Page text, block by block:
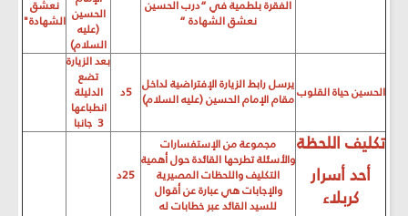
الفقرة بلطمية في “درب الحسين
نعشق الشهادة “
الحسين
(عليه
السلام)
نعشق
الشهادة"
الحسين حياة القلوبيرسل رابط الزيارة الإفتراضية لداخل
مقام الإمام الحسين (عليه السلام) 5د
بعد الزيارة
تضع
الدليلة
انطباعها
3 جانبا
تكليف اللحظة
أحد أسرار
كربلاء
مجموعة من الإستفسارات
والأسئلة تطرحها القائدة حول أهمية
التكليف واللحظات المصيرية
والإجابات هي عبارة عن أقوال
للسيد القائد عبر خطابات له
25د